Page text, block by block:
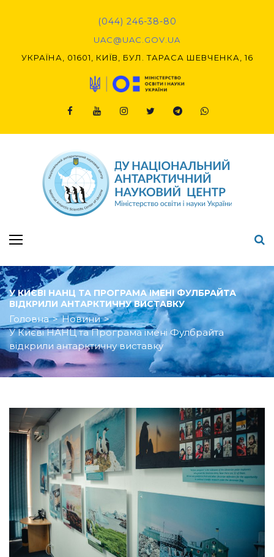
(044) 246-38-80
UAC@UAC.GOV.UA​​
УКРАЇНА, 01601, КИЇВ, БУЛ. ТАРАСА ШЕВЧЕНКА, 16
У КИЄВІ НАНЦ ТА ПРОГРАМА ІМЕНІ ФУЛБРАЙТА
ВІДКРИЛИ АНТАРКТИЧНУ ВИСТАВКУ
Головна > Новини >
У Києві НАНЦ та Програма імені Фулбрайта
відкрили антарктичну виставку